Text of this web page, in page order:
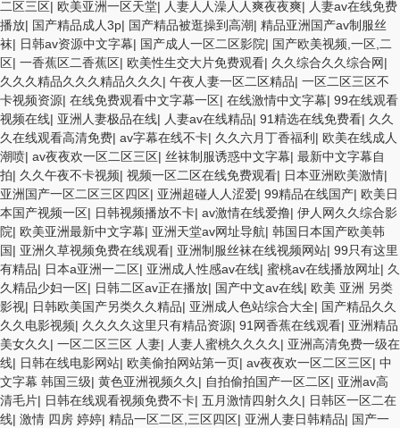
二区三区| 欧美亚洲一区天堂| 人妻人人澡人人爽夜夜爽| 人妻av在线免费
播放| 国产精品成人3p| 国产精品被逛操到高潮| 精品亚洲国产av制服丝
袜| 日韩av资源中文字幕| 国产成人一区二区影院| 国产欧美视频,一区,二
区| 一香蕉区二香蕉区| 欧美性生交大片免费观看| 久久综合久久综合网|
久久久精品久久久精品久久久 | 午夜人妻一区二区精品| 一区二区三区不
卡视频资源| 在线免费观看中文字幕一区| 在线激情中文字幕| 99在线观看
视频在线| 亚洲人妻极品在线| 人妻av在线精品| 91精选在线免费看| 久久
久在线观看高清免费| av字幕在线不卡| 久久六月丁香福利 | 欧美在线成人
潮喷| av夜夜欢一区二区三区| 丝袜制服诱惑中文字幕| 最新中文字幕自
拍| 久久午夜不卡视频| 视频一区二区在线免费观看| 日本亚洲欧美激情|
亚洲国产一区二区三区四区| 亚洲超碰人人涩爱| 99精品在线国产| 欧美日
本国产视频一区| 日韩视频播放不卡| av激情在线爱撸| 伊人网久久综合影
院| 欧美亚洲最新中文字幕| 亚洲天堂av网址导航| 韩国日本国产欧美韩
国| 亚洲久草视频免费在线观看| 亚洲制服丝袜在线视频网站| 99只有这里
有精品| 日本a亚洲一二区| 亚洲成人性感av在线| 蜜桃av在线播放网址| 久
久精品少妇一区| 日韩二区av正在播放| 国产中文av在线| 欧美 亚洲 另类
影视| 日韩欧美国产另类久久精品| 亚洲成人色站综合大全| 国产精品久久
久久电影视频| 久久久久这里只有精品资源| 91网香蕉在线观看| 亚洲精品
美女久久 | 一区二区三区 人妻| 人妻人蜜桃久久久久 | 亚洲高清免费一级在
线| 日韩在线电影网站| 欧美偷拍网站第一页| av夜夜欢一区二区三区| 中
文字幕 韩国三级| 黄色亚洲视频久久 | 自拍偷拍国产一区二区| 亚洲av高
清毛片| 日韩在线观看视频免费不卡| 五月激情四射久久 | 日韩区一区二在
线| 激情 四房 婷婷| 精品一区二区,三区四区| 亚洲人妻日韩精品| 国产一